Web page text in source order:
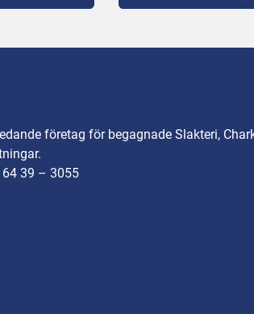
företag för begagnade Slakteri,
64 39 – 3055